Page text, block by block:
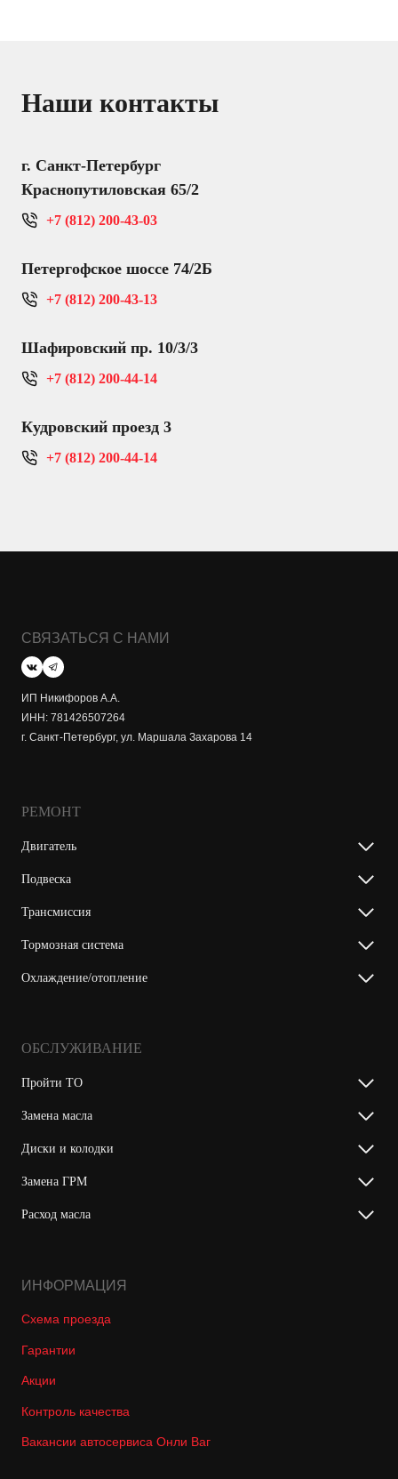
Наши контакты
г. Санкт-Петербург
Краснопутиловская 65/2
+7 (812) 200-43-03
Петергофское шоссе 74/2Б
+7 (812) 200-43-13
Шафировский пр. 10/3/3
+7 (812) 200-44-14
Кудровский проезд 3
+7 (812) 200-44-14
СВЯЗАТЬСЯ С НАМИ
ИП Никифоров А.А.
ИНН: 781426507264
г. Санкт-Петербург, ул. Маршала Захарова 14
РЕМОНТ
Двигатель
Подвеска
Трансмиссия
Тормозная система
Охлаждение/отопление
ОБСЛУЖИВАНИЕ
Пройти ТО
Замена масла
Диски и колодки
Замена ГРМ
Расход масла
ИНФОРМАЦИЯ
Схема проезда
Гарантии
Акции
Контроль качества
Вакансии автосервиса Онли Ваг